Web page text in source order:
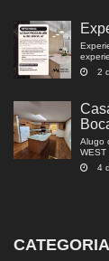
2
Alugo
WEST
4